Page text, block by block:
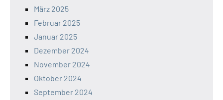
März 2025
Februar 2025
Januar 2025
Dezember 2024
November 2024
Oktober 2024
September 2024